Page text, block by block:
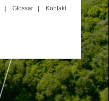
Glossar Kontakt